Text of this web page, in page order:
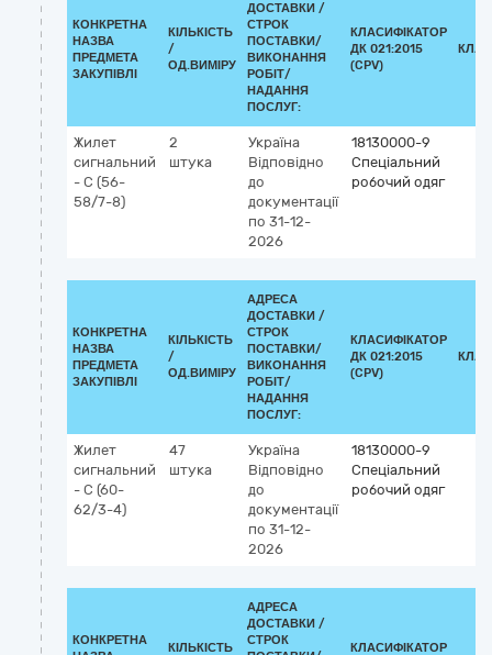
КОНКРЕТНА
НАЗВА
ПРЕДМЕТА
ЗАКУПІВЛІ
КІЛЬКІСТЬ
/
ОД.ВИМІРУ
ДОСТАВКИ /
СТРОК
ПОСТАВКИ/
ВИКОНАННЯ
РОБІТ/
НАДАННЯ
ПОСЛУГ:
КЛАСИФІКАТОР
ДК 021:2015
(CPV)
Жилет
сигнальний
- С (56-
58/7-8)
2
штука
Україна
Відповідно
до
документації
по 31-12-
2026
18130000-9
Спеціальний
робочий одяг
КОНКРЕТНА
НАЗВА
ПРЕДМЕТА
ЗАКУПІВЛІ
КІЛЬКІСТЬ
/
ОД.ВИМІРУ
АДРЕСА
ДОСТАВКИ /
СТРОК
ПОСТАВКИ/
ВИКОНАННЯ
РОБІТ/
НАДАННЯ
ПОСЛУГ:
КЛАСИФІКАТОР
ДК 021:2015
(CPV)
Жилет
сигнальний
- С (60-
62/3-4)
47
штука
Україна
Відповідно
до
документації
по 31-12-
2026
18130000-9
Спеціальний
робочий одяг
КОНКРЕТНА
КІЛЬКІСТЬ
АДРЕСА
ДОСТАВКИ /
СТРОК
КЛАСИФІКАТОР